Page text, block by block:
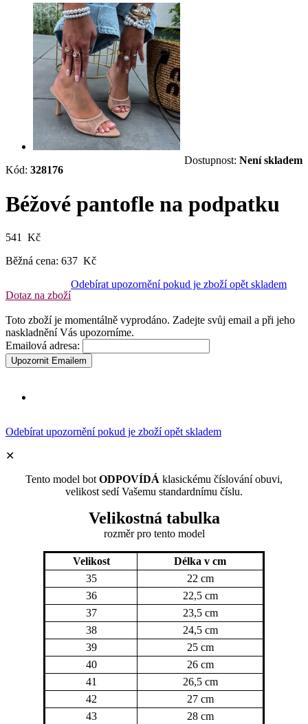
Kód: 328176
Dostupnost: Není skladem
Béžové pantofle na podpatku
541 Kč
Běžná cena: 637 Kč
Dotaz na zboží
Odebírat upozornění pokud je zboží opět skladem
Toto zboží je momentálně vyprodáno. Zadejte svůj email a při jeho
naskladnění Vás upozorníme.
Emailová adresa:
Upozornit Emailem
Odebírat upozornění pokud je zboží opět skladem
✕
Tento model bot ODPOVÍDÁ klasickému číslování obuvi,
velikost sedí Vašemu standardnímu číslu.
Velikostná tabulka
rozměrpro tento model
Velikost
Délka v cm
35
22 cm
36
22,5 cm
37
23,5 cm
38
24,5 cm
39
25 cm
40
26 cm
41
26,5 cm
42
27 cm
43
28 cm